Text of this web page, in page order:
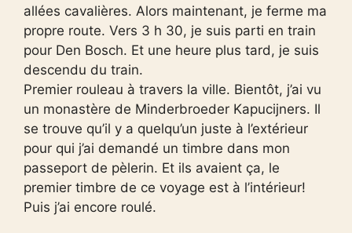
allées cavalières. Alors maintenant, je ferme ma
propre route. Vers 3 h 30, je suis parti en train
pour Den Bosch. Et une heure plus tard, je suis
descendu du train.
Premier rouleau à travers la ville. Bientôt, j’ai vu
un monastère de Minderbroeder Kapucijners. Il
se trouve qu’il y a quelqu’un juste à l’extérieur
pour qui j’ai demandé un timbre dans mon
passeport de pèlerin. Et ils avaient ça, le
premier timbre de ce voyage est à l’intérieur!
Puis j’ai encore roulé.